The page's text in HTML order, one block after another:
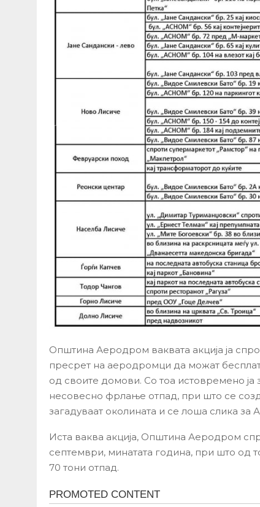
Општина Аеродром ваквата акција ја
пресрет на аеродромци да можат
од своите домови. Со тоа истовремено
несовесно фрлање отпад, при што се
загадуваат околината и се лоша слика за
Иста ваква акција, Општина Аеродром
септември, минатата година, при што од
70 тони отпад.